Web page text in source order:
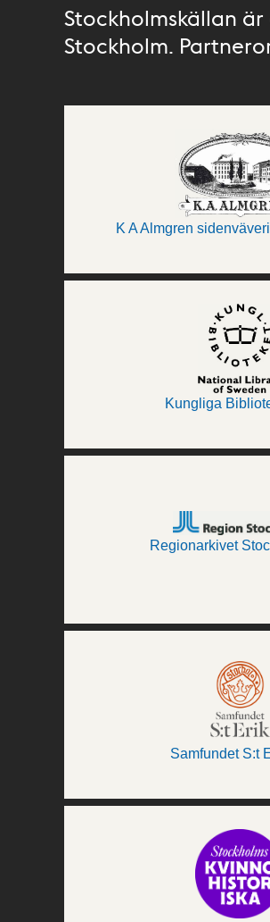
Stockholmskällan
Stockholm.
K A Almgren
Kungliga
Regionarkivet
Samfundet S:t